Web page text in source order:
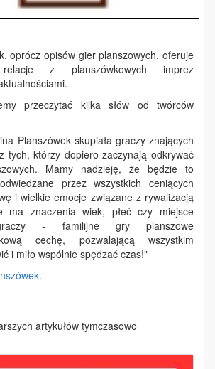
oprócz opisów gier planszowych, oferuje
z planszówkowych imprez
przeczytać kilka słów od twórców
Planszówek skupiała graczy znających
tych, którzy dopiero zaczynają odkrywać
Mamy nadzieję, że będzie to
przez wszystkich ceniących
i wielkie emocje związane z rywalizacją
ma znaczenia wiek, płeć czy miejsce
- familijne gry planszowe
cechę, pozwalającą wszystkim
i miło wspólnie spędzać czas!"
.
artykułów tymczasowo